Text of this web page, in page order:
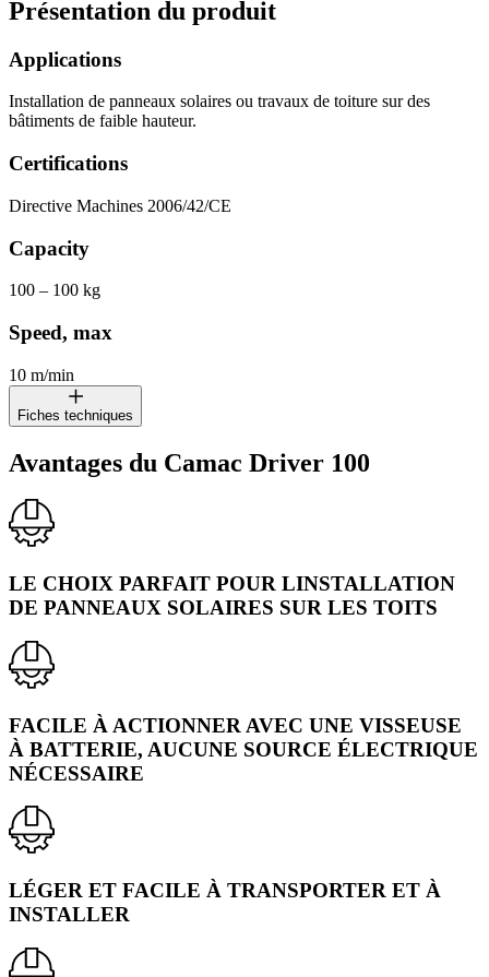
Présentation du produit
Applications
Installation de panneaux solaires ou travaux de toiture sur des
bâtiments de faible hauteur.
Certifications
Directive Machines 2006/42/CE
Capacity
100 – 100 kg
Speed, max
10 m/min
Fiches techniques
CAMAC DRIVER 100
Monte-matériaux sur échelle
Avantages du Camac Driver 100
LE CHOIX PARFAIT POUR LINSTALLATION
DE PANNEAUX SOLAIRES SUR LES TOITS
FACILE À ACTIONNER AVEC UNE VISSEUSE
À BATTERIE, AUCUNE SOURCE ÉLECTRIQUE
NÉCESSAIRE
LÉGER ET FACILE À TRANSPORTER ET À
INSTALLER